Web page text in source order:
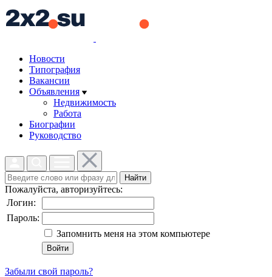
Новости
Типография
Вакансии
Объявления
Недвижимость
Работа
Биографии
Руководство
Найти
Пожалуйста, авторизуйтесь:
Логин:
Пароль:
Запомнить меня на этом компьютере
Забыли свой пароль?